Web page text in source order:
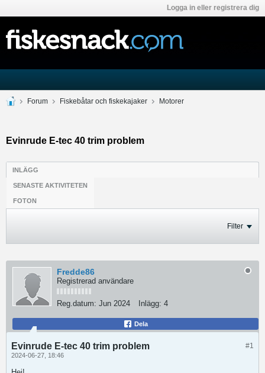
Logga in eller registrera dig
Forum Fiskebåtar och fiskekajaker Motorer
Evinrude E-tec 40 trim problem
INLÄGG
SENASTE AKTIVITETEN
FOTON
Filter
Fredde86
Registrerad användare
Reg.datum: Jun 2024 Inlägg: 4
Dela
#1
Evinrude E-tec 40 trim problem
2024-06-27, 18:46